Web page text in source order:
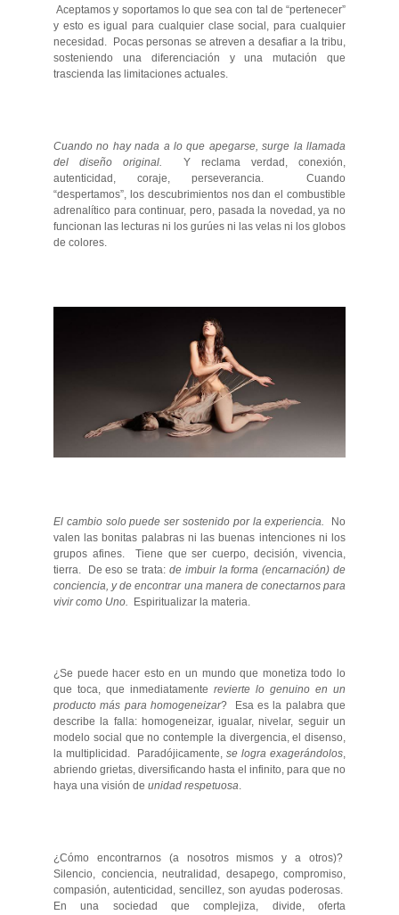
Aceptamos y soportamos lo que sea con tal de “pertenecer”
y esto es igual para cualquier clase social, para cualquier
necesidad. Pocas personas se atreven a desafiar a la tribu,
sosteniendo una diferenciación y una mutación que
trascienda las limitaciones actuales.
Cuando no hay nada a lo que apegarse, surge la llamada
del diseño original. Y reclama verdad, conexión,
autenticidad, coraje, perseverancia. Cuando
“despertamos”, los descubrimientos nos dan el combustible
adrenalítico para continuar, pero, pasada la novedad, ya no
funcionan las lecturas ni los gurúes ni las velas ni los globos
de colores.
El cambio solo puede ser sostenido por la experiencia.
No
valen las bonitas palabras ni las buenas intenciones ni los
grupos afines. Tiene que ser cuerpo, decisión, vivencia,
tierra. De eso se trata: de imbuir la forma (encarnación) de
conciencia, y de encontrar una manera de conectarnos para
vivir como Uno.
Espiritualizar la materia.
¿Se puede hacer esto en un mundo que monetiza todo lo
que toca, que inmediatamente revierte lo genuino en un
producto más para homogeneizar? Esa es la palabra que
describe la falla: homogeneizar, igualar, nivelar, seguir un
modelo social que no contemple la divergencia, el disenso,
la multiplicidad. Paradójicamente, se logra exagerándolos,
abriendo grietas, diversificando hasta el infinito, para que no
haya una visión de unidad respetuosa.
¿Cómo encontrarnos (a nosotros mismos y a otros)?
Silencio, conciencia, neutralidad, desapego, compromiso,
compasión, autenticidad, sencillez, son ayudas poderosas.
En una sociedad que complejiza, divide, oferta